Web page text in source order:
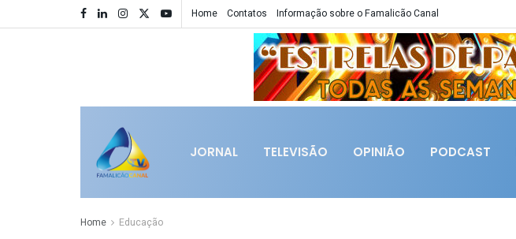
Home Contatos Informação sobre o Famalicão Canal
JORNAL TELEVISÃO OPINIÃO PODCAST
Home Educação